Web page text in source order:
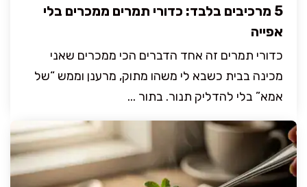
5 מרכיבים בלבד: כדורי תמרים ממכרים בלי
אפייה
כדורי תמרים זה אחד הדברים הכי ממכרים שאני
מכינה בבית כשבא לי משהו מתוק, מרענן וממש “של
אמא” בלי להדליק תנור. בתור ...